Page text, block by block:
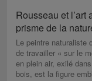
Rousseau et l’art
prisme de la
Le peintre naturaliste
de travailler « sur le
en plein air, exilé
bois, est la figure